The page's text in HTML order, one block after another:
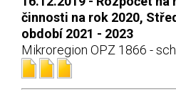
činnosti na rok 2020,
období 2021 - 2023
Mikroregion OPZ 1866 -